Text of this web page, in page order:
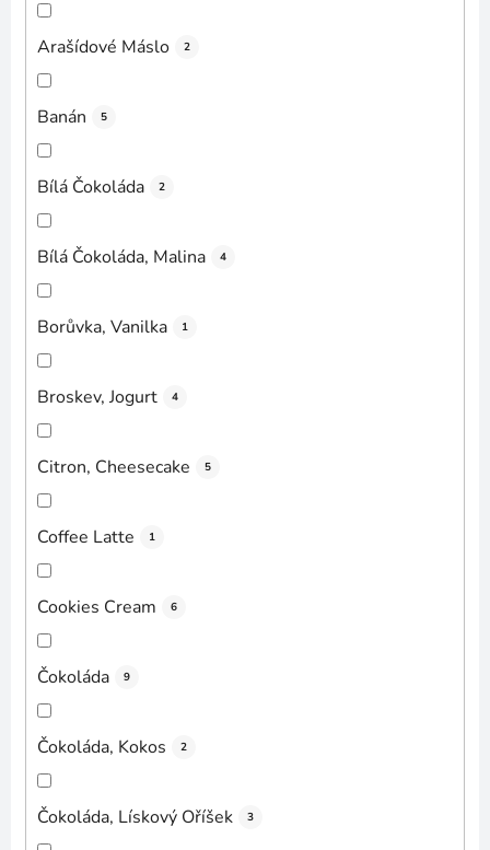
Arašídové Máslo 2
Banán 5
Bílá Čokoláda 2
Bílá Čokoláda, Malina 4
Borůvka, Vanilka 1
Broskev, Jogurt 4
Citron, Cheesecake 5
Coffee Latte 1
Cookies Cream 6
Čokoláda 9
Čokoláda, Kokos 2
Čokoláda, Lískový Oříšek 3